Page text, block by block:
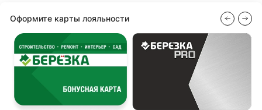
Оформите карты лояльности